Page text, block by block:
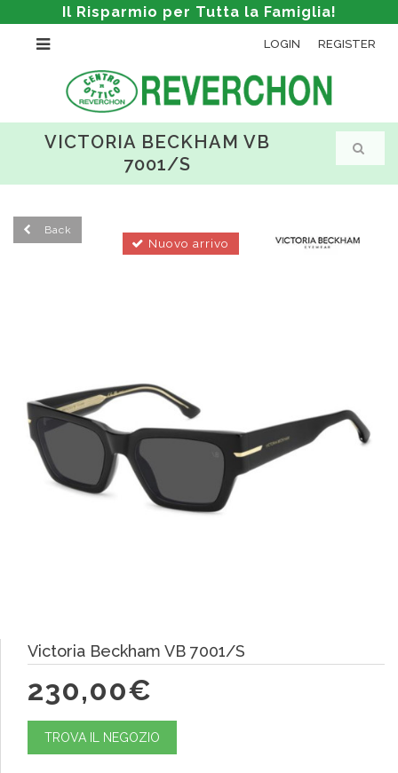
Il Risparmio per Tutta la Famiglia!
LOGIN REGISTER
VICTORIA BECKHAM VB
7001/S
Nuovo arrivo
Back
Victoria Beckham VB 7001/S
230,00€
TROVA IL NEGOZIO